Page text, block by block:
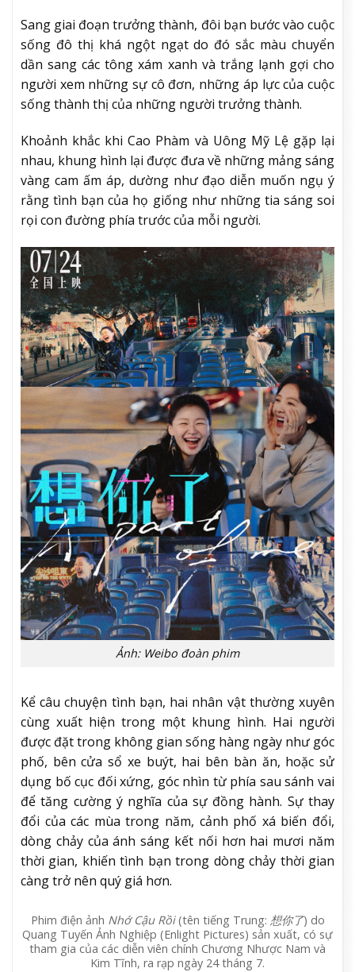
Sang giai đoạn trưởng thành, đôi bạn bước vào cuộc
sống đô thị khá ngột ngạt do đó sắc màu chuyển
dần sang các tông xám xanh và trắng lạnh gợi cho
người xem những sự cô đơn, những áp lực của cuộc
sống thành thị của những người trưởng thành.
Khoảnh khắc khi Cao Phàm và Uông Mỹ Lệ gặp lại
nhau, khung hình lại được đưa về những mảng sáng
vàng cam ấm áp, dường như đạo diễn muốn ngụ ý
rằng tình bạn của họ giống như những tia sáng soi
rọi con đường phía trước của mỗi người.
Ảnh: Weibo đoàn phim
Kể câu chuyện tình bạn, hai nhân vật thường xuyên
cùng xuất hiện trong một khung hình. Hai người
được đặt trong không gian sống hàng ngày như góc
phố, bên cửa sổ xe buýt, hai bên bàn ăn, hoặc sử
dụng bố cục đối xứng, góc nhìn từ phía sau sánh vai
để tăng cường ý nghĩa của sự đồng hành. Sự thay
đổi của các mùa trong năm, cảnh phố xá biến đổi,
dòng chảy của ánh sáng kết nối hơn hai mươi năm
thời gian, khiến tình bạn trong dòng chảy thời gian
càng trở nên quý giá hơn.
Phim điện ảnh Nhớ Cậu Rồi(tên tiếng Trung: 想你了) do
Quang Tuyến Ảnh Nghiệp (Enlight Pictures) sản xuất, có sự
tham gia của các diễn viên chính Chương Nhược Nam và
Kim Tĩnh, ra rạp ngày 24 tháng 7.